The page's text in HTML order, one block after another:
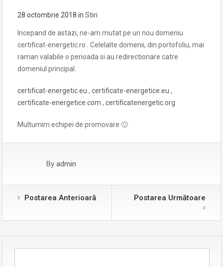
28 octombrie 2018 in Stiri
Incepand de astazi, ne-am mutat pe un nou domeniu
certificat-energetic.ro . Celelalte domenii, din portofoliu, mai
raman valabile o perioada si au redirectionare catre
domeniul principal.
certificat-energetic.eu , certificate-energetice.eu ,
certificate-energetice .com , certificatenergetic.org
Multumim echipei de promovare 🙂
By admin
Postarea Anterioară Postarea Următoare